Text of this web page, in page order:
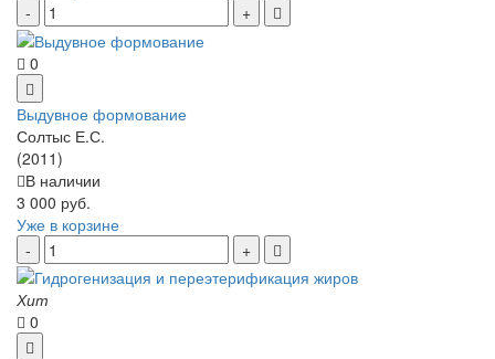
0
Выдувное формование
Солтыс Е.С.
(2011)
В наличии
3 000 руб.
Уже в корзине
Хит
0